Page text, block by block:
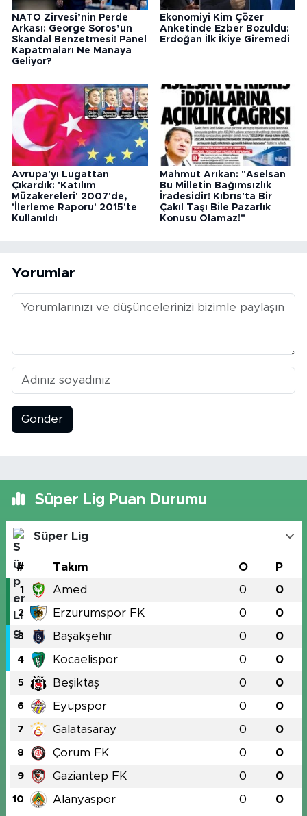
NATO Zirvesi’nin Perde
Arkası: George Soros’un
Skandal Benzetmesi! Panel
Kapatmaları Ne Manaya
Geliyor?
Ekonomiyi Kim Çözer
Anketinde Ezber Bozuldu:
Erdoğan İlk İkiye Giremedi
Avrupa'yı Lugattan
Çıkardık: 'Katılım
Müzakereleri' 2007'de,
'İlerleme Raporu' 2015'te
Kullanıldı
Mahmut Arıkan: "Aselsan
Bu Milletin Bağımsızlık
İradesidir! Kıbrıs'ta Bir
Çakıl Taşı Bile Pazarlık
Konusu Olamaz!"
Yorumlar
Gönder
Süper Lig Puan Durumu
Süper Lig
# Takım O P
1 Amed 0 0
2 Erzurumspor FK 0 0
3 Başakşehir 0 0
4 Kocaelispor 0 0
5 Beşiktaş 0 0
6 Eyüpspor 0 0
7 Galatasaray 0 0
8 Çorum FK 0 0
9 Gaziantep FK 0 0
10 Alanyaspor 0 0